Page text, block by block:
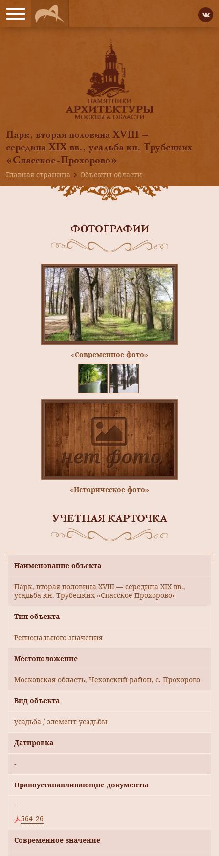
Парк, вторая половина XVIII —
середина XIX вв., усадьба кн. Трубецких
«Спасское-Прохорово»
Главная страница
Объекты области
ФОТОГРАФИИ
«Современное фото»
«Историческое фото»
УЧЕТНАЯ КАРТОЧКА
Наименование объекта
Парк, вторая половина XVIII — середина XIX вв.,
усадьба кн. Трубецких «Спасское-Прохорово»
Тип объекта
Регионального значения
Местоположение
Московская область, Чеховский район, с. Прохорово
Вид объекта
усадьба / элемент усадьбы
Датировка
-
Правоустанавливающие документы
-
564_26
Современное значение